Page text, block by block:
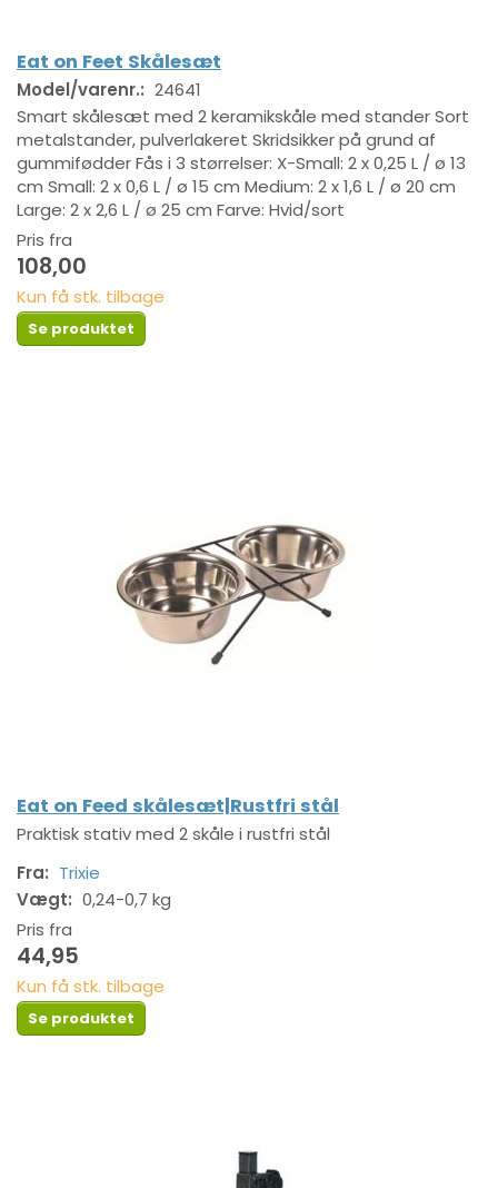
Eat on Feet Skålesæt
Model/varenr.: 24641
Smart skålesæt med 2 keramikskåle med stander Sort
metalstander, pulverlakeret Skridsikker på grund af
gummifødder Fås i 3 størrelser: X-Small: 2 x 0,25 L / ø 13
cm Small: 2 x 0,6 L / ø 15 cm Medium: 2 x 1,6 L / ø 20 cm
Large: 2 x 2,6 L / ø 25 cm Farve: Hvid/sort
Pris fra
108,00
Kun få stk. tilbage
Se produktet
Eat on Feed skålesæt|Rustfri stål
Praktisk stativ med 2 skåle i rustfri stål
Fra: Trixie
Vægt: 0,24-0,7 kg
Pris fra
44,95
Kun få stk. tilbage
Se produktet